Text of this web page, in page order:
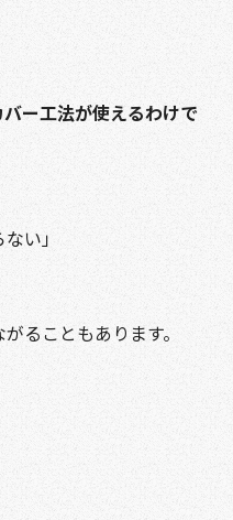
ー工法が使えるわけで
い」
ることもあります。